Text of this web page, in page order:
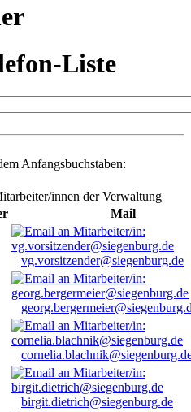
Liste
Anfangsbuchstaben:
innen der Verwaltung
Mail
vg.vorsitzender@siegenburg.de
birgit.dietrich@siegenburg.de